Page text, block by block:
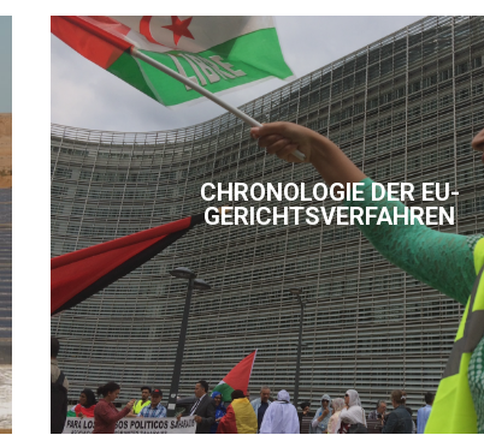
CHRONOLOGIE DER EU-
GERICHTSVERFAHREN